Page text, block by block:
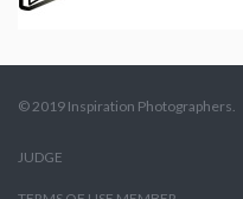
© 2019 Inspiration Photographers.
JUDGE